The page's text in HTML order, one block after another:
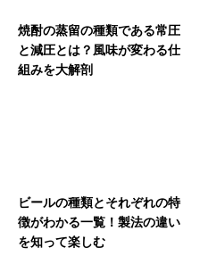
焼酎の蒸留の種類である常圧
と減圧とは？風味が変わる仕
組みを大解剖
ビールの種類とそれぞれの特
徴がわかる一覧！製法の違い
を知って楽しむ